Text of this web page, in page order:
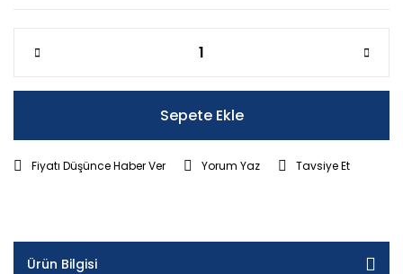
Sepete Ekle
Fiyatı Düşünce Haber Ver Yorum Yaz Tavsiye Et
Ürün Bilgisi